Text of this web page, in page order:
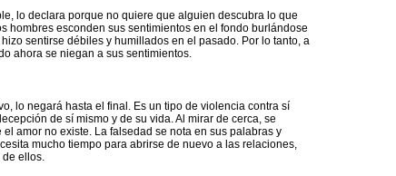
lo declara porque no quiere que alguien descubra lo que
hombres esconden sus sentimientos en el fondo burlándose
sentirse débiles y humillados en el pasado. Por lo tanto, a
ahora se niegan a sus sentimientos.
lo negará hasta el final. Es un tipo de violencia contra sí
de sí mismo y de su vida. Al mirar de cerca, se
amor no existe. La falsedad se nota en sus palabras y
mucho tiempo para abrirse de nuevo a las relaciones,
de ellos.